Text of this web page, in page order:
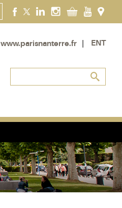
www.parisnanterre.fr ENT